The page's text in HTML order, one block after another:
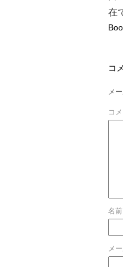
在
コ
メ
コ
名前
メ